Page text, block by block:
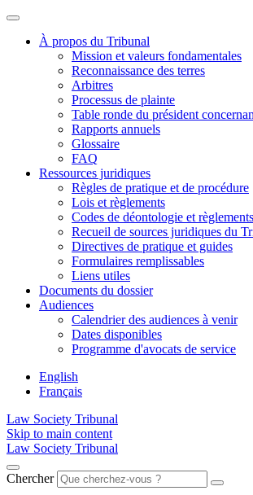
À propos du Tribunal
Mission et valeurs fondamentales
Reconnaissance des terres
Arbitres
Processus de plainte
Table ronde du président
Rapports annuels
Glossaire
FAQ
Ressources juridiques
Règles de pratique et de procédure
Lois et règlements
Codes de déontologie et
Recueil de sources juridiques du
Directives de pratique et guides
Formulaires remplissables
Liens utiles
Documents du dossier
Audiences
Calendrier des audiences à venir
Dates disponibles
Programme d'avocats de service
English
Français
Law Society Tribunal
Skip to main content
Law Society Tribunal
Chercher